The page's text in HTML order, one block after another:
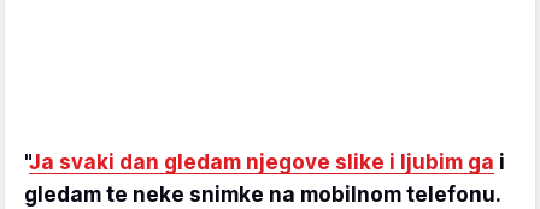
"Ja svaki dan gledam njegove slike i ljubim ga i
gledam te neke snimke na mobilnom telefonu.